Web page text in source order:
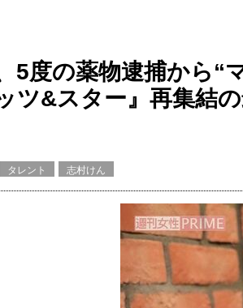
5度の薬物逮捕から“
ツ&スター』再集結
タレント 志村けん